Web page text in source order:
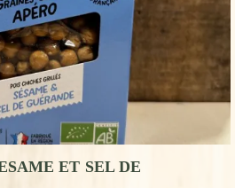
ET SEL DE